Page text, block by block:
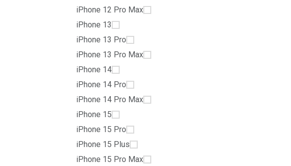
iPhone 12 Pro Max
iPhone 13
iPhone 13 Pro
iPhone 13 Pro Max
iPhone 14
iPhone 14 Pro
iPhone 14 Pro Max
iPhone 15
iPhone 15 Pro
iPhone 15 Plus
iPhone 15 Pro Max